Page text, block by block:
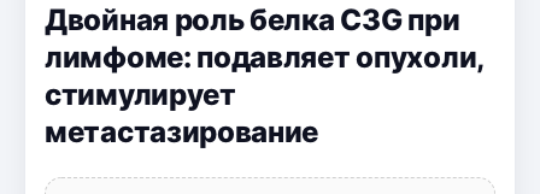
Двойная роль белка C3G при
лимфоме: подавляет опухоли,
стимулирует
метастазирование